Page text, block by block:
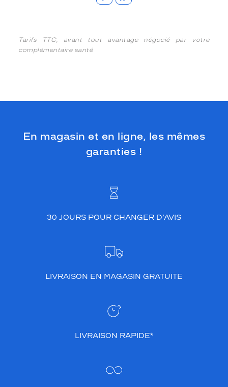
Tarifs TTC, avant tout avantage négocié par votre
complémentaire santé
En magasin et en ligne, les mêmes
garanties !
30 JOURS POUR CHANGER D’AVIS
LIVRAISON EN MAGASIN GRATUITE
LIVRAISON RAPIDE*